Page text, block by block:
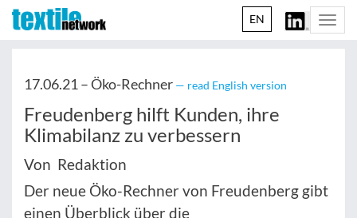
EN
17.06.21 –Öko-Rechner — read English version
Freudenberg hilft Kunden, ihre
Klimabilanz zu verbessern
Von Redaktion
Der neue Öko-Rechner von Freudenberg gibt
einen Überblick über die